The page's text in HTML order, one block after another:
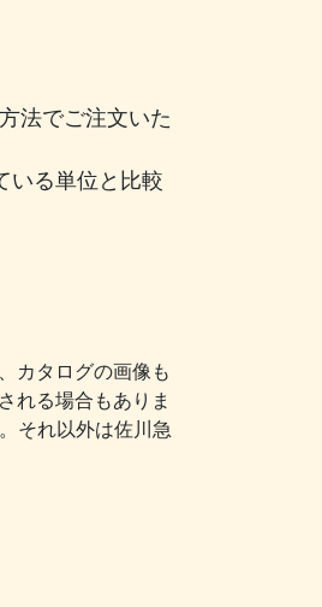
法でご注文いた
いる単位と比較
カタログの画像も
れる場合もありま
それ以外は佐川急